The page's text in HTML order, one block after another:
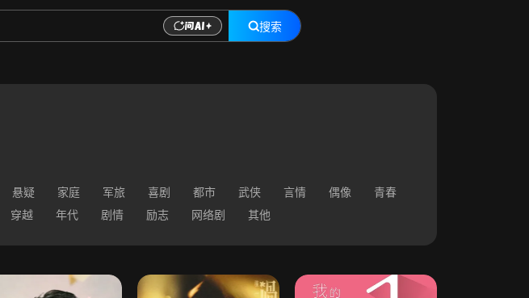
搜索
悬疑 家庭 军旅 喜剧 都市 武侠 言情 偶像
青春
穿越 年代 剧情 励志 网络剧 其他